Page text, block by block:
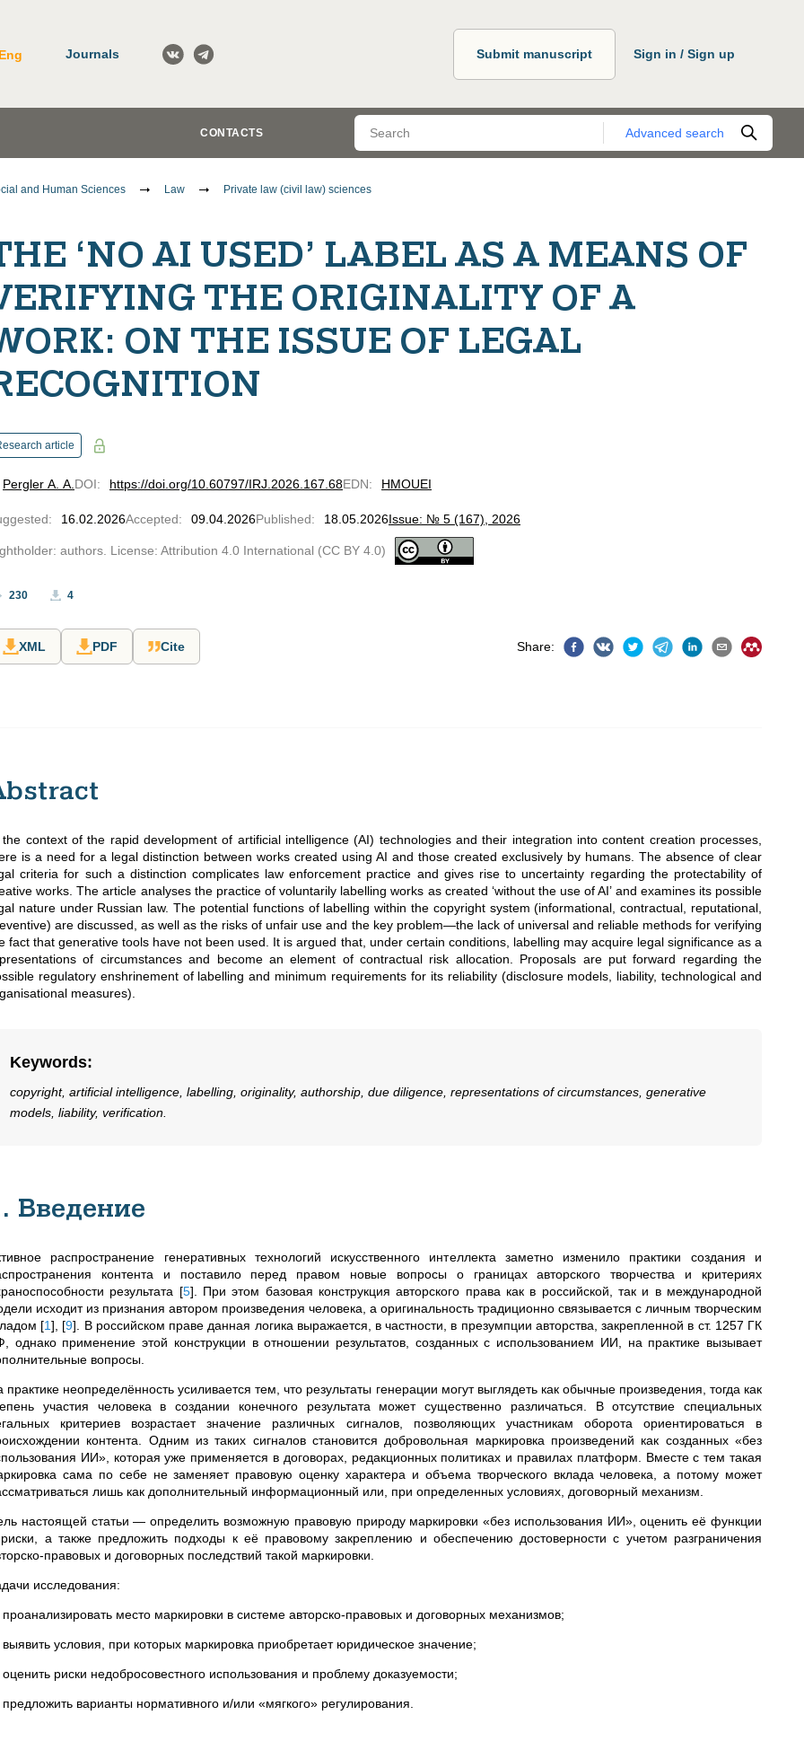
Eng Journals Submit manuscript Sign in / Sign up
CONTACTS Advanced search
and Human Sciences Law Private law (civil law) sciences
‘NO AI USED’ LABEL AS A MEANS OF
THE ORIGINALITY OF A
ON THE ISSUE OF LEGAL
article
Pergler A. A. DOI: https://doi.org/10.60797/IRJ.2026.167.68EDN: HMOUEI
: 16.02.2026Accepted: 09.04.2026Published: 18.05.2026Issue: № 5 (167), 2026
authors. License: Attribution 4.0 International (CC BY 4.0)
230 4
XML PDF Cite Share:
the context of the rapid development of artificial intelligence (AI) technologies and their integration into content creation processes,
is a need for a legal distinction between works created using AI and those created exclusively by humans. The absence of clear
criteria for such a distinction complicates law enforcement practice and gives rise to uncertainty regarding the protectability of
works. The article analyses the practice of voluntarily labelling works as created ‘without the use of AI’ and examines its possible
nature under Russian law. The potential functions of labelling within the copyright system (informational, contractual, reputational,
are discussed, as well as the risks of unfair use and the key problem—the lack of universal and reliable methods for verifying
fact that generative tools have not been used. It is argued that, under certain conditions, labelling may acquire legal significance as a
of circumstances and become an element of contractual risk allocation. Proposals are put forward regarding the
regulatory enshrinement of labelling and minimum requirements for its reliability (disclosure models, liability, technological and
measures).
Keywords:
copyright, artificial intelligence, labelling, originality, authorship, due diligence, representations of circumstances, generative
models, liability, verification.
Введение
распространение генеративных технологий искусственного интеллекта заметно изменило практики создания и
контента и поставило перед правом новые вопросы о границах авторского творчества и критериях
результата [5] . При этом базовая конструкция авторского права как в российской, так и в международной
исходит из признания автором произведения человека, а оригинальность традиционно связывается с личным творческим
[1] [9] . В российском праве данная логика выражается, в частности, в презумпции авторства, закрепленной в ст. 1257 ГК
однако применение этой конструкции в отношении результатов, созданных с использованием ИИ, на практике вызывает
вопросы.
практике неопределённость усиливается тем, что результаты генерации могут выглядеть как обычные произведения, тогда как
участия человека в создании конечного результата может существенно различаться. В отсутствие специальных
критериев возрастает значение различных сигналов, позволяющих участникам оборота ориентироваться в
контента. Одним из таких сигналов становится добровольная маркировка произведений как созданных «без
ИИ», которая уже применяется в договорах, редакционных политиках и правилах платформ. Вместе с тем такая
сама по себе не заменяет правовую оценку характера и объема творческого вклада человека, а потому может
лишь как дополнительный информационный или, при определенных условиях, договорный механизм.
настоящей статьи — определить возможную правовую природу маркировки «без использования ИИ», оценить её функции
а также предложить подходы к её правовому закреплению и обеспечению достоверности с учетом разграничения
правовых и договорных последствий такой маркировки.
исследования:
проанализировать место маркировки в системе авторско-правовых и договорных механизмов;
выявить условия, при которых маркировка приобретает юридическое значение;
риски недобросовестного использования и проблему доказуемости;
варианты нормативного и/или «мягкого» регулирования.